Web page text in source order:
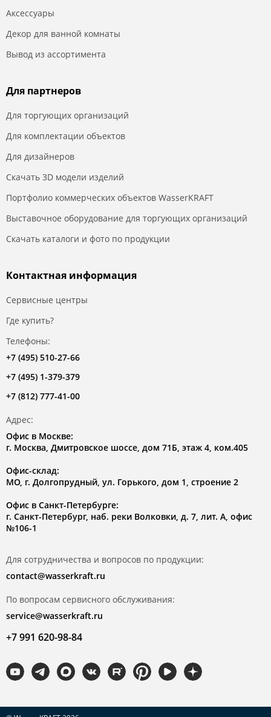
Аксессуары
Декор для ванной комнаты
Вывод из ассортимента
Для партнеров
Для торгующих организаций
Для комплектации объектов
Для дизайнеров
Скачать 3D модели изделий
Портфолио коммерческих объектов WasserKRAFT
Выставочное оборудование для торгующих организаций
Скачать каталоги и фото по продукции
Контактная информация
Сервисные центры
Где купить?
Телефоны:
+7 (495) 510-27-66
+7 (495) 1-379-379
+7 (812) 777-41-00
Адрес:
Офис в Москве:
г. Москва, Дмитровское шоссе, дом 71Б, этаж 4, ком.405
Офис-склад:
МО, г. Долгопрудный, ул. Горького, дом 1, строение 2
Офис в Санкт-Петербурге:
г. Санкт-Петербург, наб. реки Волковки, д. 7, лит. А, офис
№106-1
Для сотрудничества и вопросов по продукции:
contact@wasserkraft.ru
По вопросам сервисного обслуживания:
service@wasserkraft.ru
+7 991 620-98-84